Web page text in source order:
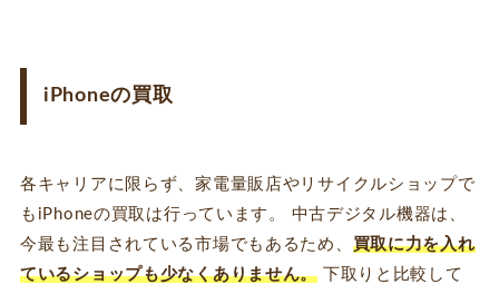
iPhoneの買取
各キャリアに限らず、家電量販店やリサイクルショップで
もiPhoneの買取は行っています。 中古デジタル機器は、
今最も注目されている市場でもあるため、 買取に力を入れ
ているショップも少なくありません。 下取りと比較して